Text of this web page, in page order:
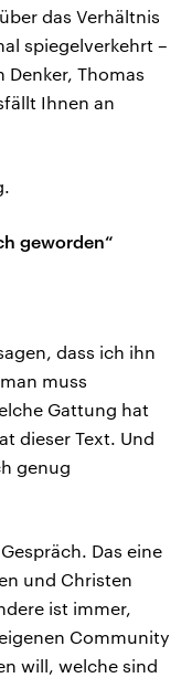
das Verhältnis
spiegelverkehrt –
Denker, Thomas
Ihnen an
geworden“
dass ich ihn
muss
Gattung hat
dieser Text. Und
genug
Das eine
und Christen
ist immer,
Community
will, welche sind